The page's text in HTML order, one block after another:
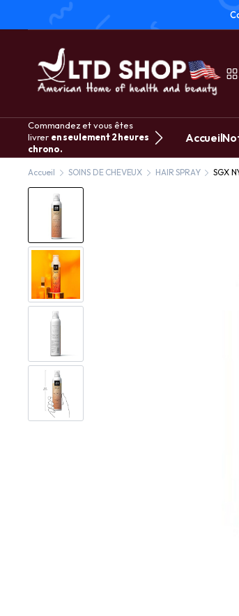
Commandez et vous êtes
livrer en seulement 2 heures
chrono.
Accueil
Accueil SOINS DE CHEVEUX HAIR SPRAY SGX